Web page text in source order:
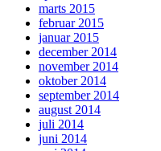
marts 2015
februar 2015
januar 2015
december 2014
november 2014
oktober 2014
september 2014
august 2014
juli 2014
juni 2014